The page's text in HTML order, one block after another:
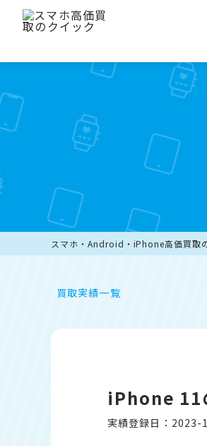
スマホ・Android・iPhone高価買取
買取実績一覧
iPhone 11
実績登録日：2023-